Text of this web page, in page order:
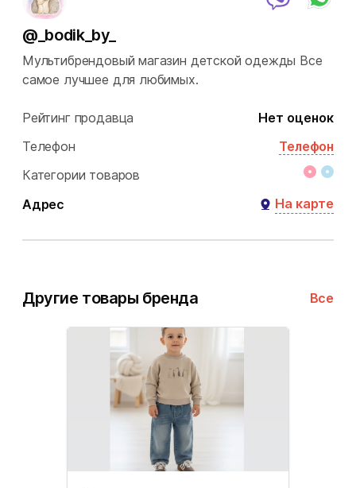
@_bodik_by_
Мультибрендовый магазин детской одежды Все
самое лучшее для любимых.
Рейтинг продавца
Нет оценок
Телефон
Телефон
Категории товаров
Адрес
На карте
Другие товары бренда Все